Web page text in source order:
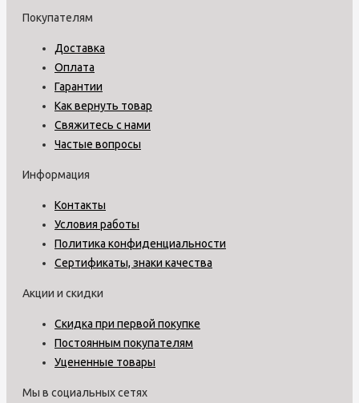
Покупателям
Доставка
Оплата
Гарантии
Как вернуть товар
Свяжитесь с нами
Частые вопросы
Информация
Контакты
Условия работы
Политика конфиденциальности
Сертификаты, знаки качества
Акции и скидки
Скидка при первой покупке
Постоянным покупателям
Уцененные товары
Мы в социальных сетях